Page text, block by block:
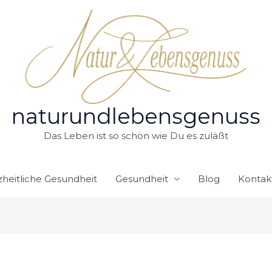
naturundlebensgenuss
Das Leben ist so schön wie Du es zuläßt
Gesundheit Gesundheit Blog